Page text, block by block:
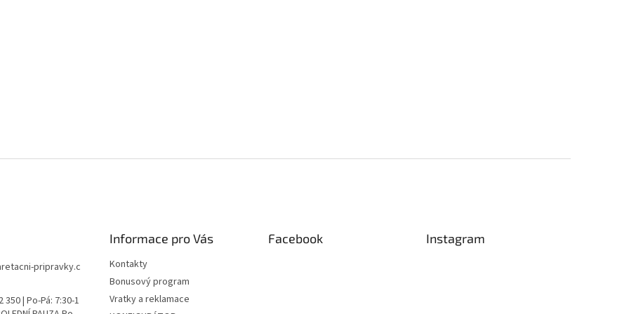
pripravky.c
350 | Po-Pá: 7:30-1
Informace pro Vás
Kontakty
Bonusový program
Vratky a reklamace
Facebook Instagram